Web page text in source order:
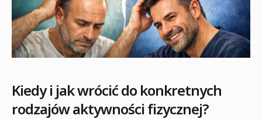
Kiedy i jak wrócić do konkretnych
rodzajów aktywności fizycznej?